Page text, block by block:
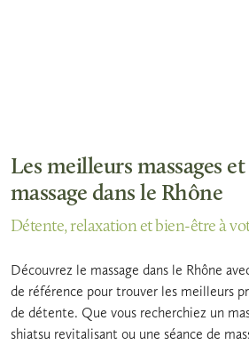
Les meilleurs massages
massage dans le Rhône
Détente, relaxation et bien-être à
Découvrez le massage dans le Rhône
de référence pour trouver les meilleurs
de détente. Que vous recherchiez un
shiatsu revitalisant ou une séance de